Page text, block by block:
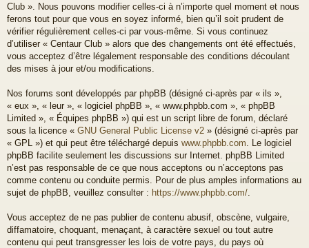
Club ». Nous pouvons modifier celles-ci à n’importe quel moment et nous
ferons tout pour que vous en soyez informé, bien qu’il soit prudent de
vérifier régulièrement celles-ci par vous-même. Si vous continuez
d’utiliser « Centaur Club » alors que des changements ont été effectués,
vous acceptez d’être légalement responsable des conditions découlant
des mises à jour et/ou modifications.
Nos forums sont développés par phpBB (désigné ci-après par « ils »,
« eux », « leur », « logiciel phpBB », « www.phpbb.com », « phpBB
Limited », « Équipes phpBB ») qui est un script libre de forum, déclaré
sous la licence « GNU General Public License v2 » (désigné ci-après par
« GPL ») et qui peut être téléchargé depuis www.phpbb.com . Le logiciel
phpBB facilite seulement les discussions sur Internet. phpBB Limited
n’est pas responsable de ce que nous acceptons ou n’acceptons pas
comme contenu ou conduite permis. Pour de plus amples informations au
sujet de phpBB, veuillez consulter : https://www.phpbb.com/
Vous acceptez de ne pas publier de contenu abusif, obscène, vulgaire,
diffamatoire, choquant, menaçant, à caractère sexuel ou tout autre
contenu qui peut transgresser les lois de votre pays, du pays où